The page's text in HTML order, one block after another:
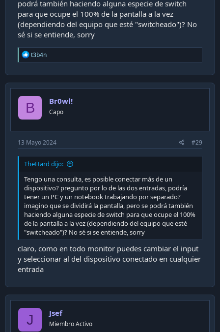
Panel de control Nvidia:
- 5120x1440 240hz
- Configuración de colo Nvidia : 32bit, 12bpc, RGB,
Completa
- Gsync - Habilitar + "Activar la configuración para el
podrá también haciendo alguna especie de switch
para que ocupe el 100% de la pantalla a la vez
(dependiendo del equipo que esté "switcheado")? No
sé si se entiende, sorry
R
e
c
t
o
n
t3b4n
B Br0wl!
Capo
13 Mayo 2024 #29
TheHard dijo:
Tengo una consulta, es posible conectar más de un
dispositivo? pregunto por lo de las dos entradas, podría
tener un PC y un notebook trabajando por separado?
imagino que se dividirá la pantalla, pero se podrá también
haciendo alguna especie de switch para que ocupe el 100%
de la pantalla a la vez (dependiendo del equipo que esté
"switcheado")? No sé si se entiende, sorry
claro, como en todo monitor puedes cambiar el input
y seleccionar al del dispositivo conectado en cualquier
entrada
J Jsef
Miembro Activo